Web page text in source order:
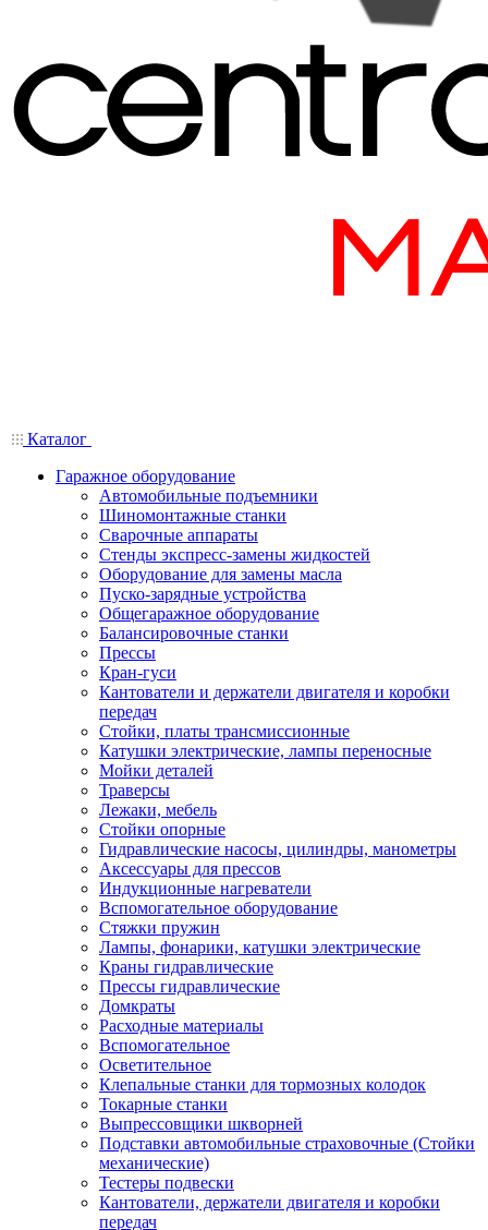
Каталог
Гаражное оборудование
Автомобильные подъемники
Шиномонтажные станки
Сварочные аппараты
Стенды экспресс-замены жидкостей
Оборудование для замены масла
Пуско-зарядные устройства
Общегаражное оборудование
Балансировочные станки
Прессы
Кран-гуси
Кантователи и держатели двигателя и коробки
передач
Стойки, платы трансмиссионные
Катушки электрические, лампы переносные
Мойки деталей
Траверсы
Лежаки, мебель
Стойки опорные
Гидравлические насосы, цилиндры, манометры
Аксессуары для прессов
Индукционные нагреватели
Вспомогательное оборудование
Стяжки пружин
Лампы, фонарики, катушки электрические
Краны гидравлические
Прессы гидравлические
Домкраты
Расходные материалы
Вспомогательное
Осветительное
Клепальные станки для тормозных колодок
Токарные станки
Выпрессовщики шкворней
Подставки автомобильные страховочные (Стойки
механические)
Тестеры подвески
Кантователи, держатели двигателя и коробки
передач